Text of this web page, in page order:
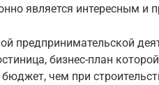
является интересным
предпринимательской
бизнес-план
чем при